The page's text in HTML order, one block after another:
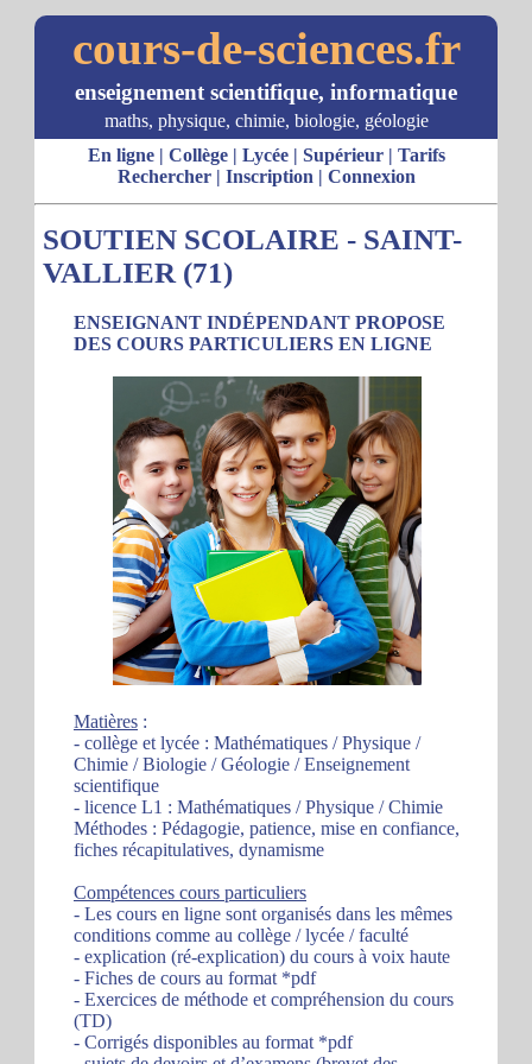
cours-de-sciences.fr
enseignement scientifique, informatique
maths, physique, chimie, biologie, géologie
En ligne| Collège| Lycée| Supérieur| Tarifs
Rechercher| Inscription | Connexion
SOUTIEN SCOLAIRE - SAINT-
VALLIER (71)
ENSEIGNANT INDÉPENDANT PROPOSE
DES COURS PARTICULIERS EN LIGNE
Matières :
- collège et lycée : Mathématiques / Physique /
Chimie / Biologie / Géologie / Enseignement
scientifique
- licence L1 : Mathématiques / Physique / Chimie
Méthodes : Pédagogie, patience, mise en confiance,
fiches récapitulatives, dynamisme
Compétences cours particuliers
- Les cours en ligne sont organisés dans les mêmes
conditions comme au collège / lycée / faculté
- explication (ré-explication) du cours à voix haute
- Fiches de cours au format *pdf
- Exercices de méthode et compréhension du cours
(TD)
- Corrigés disponibles au format *pdf